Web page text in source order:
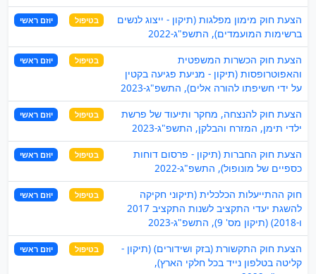
הצעת חוק מימון מפלגות (תיקון - ייצוג לנשים
ברשימות המועמדים), התשפ"ג-2022
בטיפול יוזם ראשי
הצעת חוק הכשרות המשפטית
והאפוטרופסות (תיקון - מניעת פגיעה בקטין
על ידי חשיפתו להורה אלים), התשפ"ג-2023
בטיפול יוזם ראשי
הצעת חוק להנצחה, מחקר ותיעוד של פרשת
ילדי תימן, המזרח והבלקן, התשפ"ג-2023
בטיפול יוזם ראשי
הצעת חוק החברות (תיקון - פרסום דוחות
כספיים של מונופול), התשפ"ג-2022
בטיפול יוזם ראשי
חוק ההתייעלות הכלכלית (תיקוני חקיקה
להשגת יעדי התקציב לשנות התקציב 2017
ו-2018) (תיקון מס' 9), התשפ"ג-2023
בטיפול יוזם ראשי
הצעת חוק התקשורת (בזק ושידורים) (תיקון -
קליטה בטלפון נייד בכל חלקי הארץ),
בטיפול יוזם ראשי